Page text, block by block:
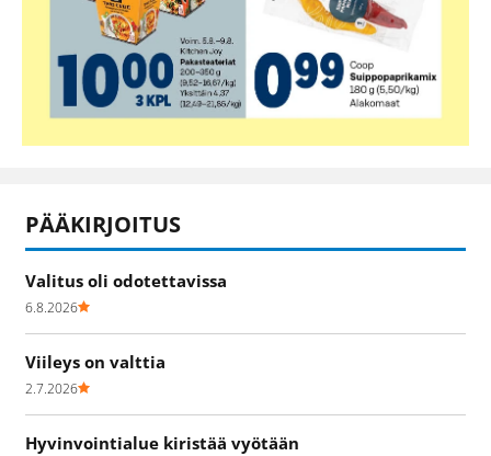
PÄÄKIRJOITUS
Valitus oli odotettavissa
6.8.2026
Viileys on valttia
2.7.2026
Hyvinvointialue kiristää vyötään